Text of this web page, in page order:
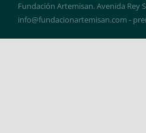
Fundación Artemisan. Avenida Rey
info@fundacionartemisan.com -